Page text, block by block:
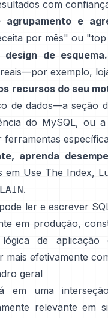
com
agrupamento e
por mês" ou "top
design de esquema.
exemplo,
recursos do seu
de dados—a seção
do MySQL, ou a
ferramentas
aprenda
em Use The Index,
.
ler e escrever
em produção,
de aplicação
mais efetivamente
geral
em uma
relevante em